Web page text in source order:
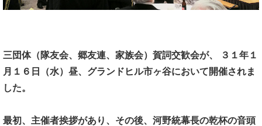
三団体（隊友会、郷友連、家族会）賀詞交歓会が、
３１年１
月１６日（水）昼、グランドヒル市ヶ谷において開催されま
した。
最初、主催者挨拶があり、 その後、河野統幕長の乾杯の音頭